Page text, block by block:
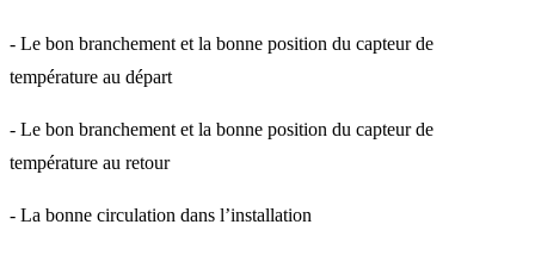
- Le bon branchement et la bonne position du capteur de
température au départ
- Le bon branchement et la bonne position du capteur de
température au retour
- La bonne circulation dans l’installation